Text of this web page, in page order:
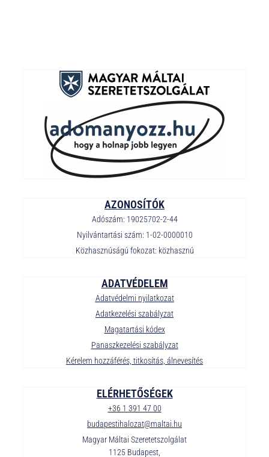
ELÉRHETŐSÉGEK
+36 1 391 47 00
budapestihalozat@maltai.hu
Magyar Máltai Szeretetszolgálat
1125 Budapest,
ADATVÉDELEM
Adatvédelmi nyilatkozat
Adatkezelési szabályzat
Magatartási kódex
Panaszkezelési szabályzat
Kérelem hozzáférés, titkosítás, álnevesítés
AZONOSÍTÓK
Adószám: 19025702-2-44
Nyilvántartási szám: 1-02-0000010
Közhasznúságú fokozat: közhasznú